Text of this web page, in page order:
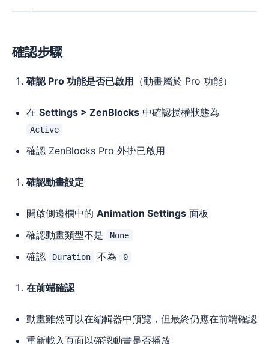
確認步驟
確認 Pro 功能是否已啟用 （動畫屬於 Pro 功能）
在 Settings > ZenBlocks 中確認授權狀態為
Active
確認 ZenBlocks Pro 外掛已啟用
確認動畫設定
開啟側邊欄中的 Animation Settings 面板
確認動畫類型不是
None
確認 Duration 不為 0
在前端確認
動畫雖然可以在編輯器中預覽，但最終仍應在前端確認
重新載入頁面以確認動畫是否播放